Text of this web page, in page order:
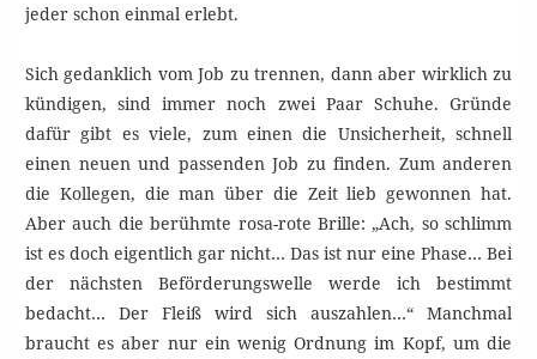
jeder schon einmal erlebt.
Sich gedanklich vom Job zu trennen, dann aber wirklich zu
kündigen, sind immer noch zwei Paar Schuhe. Gründe
dafür gibt es viele, zum einen die Unsicherheit, schnell
einen neuen und passenden Job zu finden. Zum anderen
die Kollegen, die man über die Zeit lieb gewonnen hat.
Aber auch die berühmte rosa-rote Brille: „Ach, so schlimm
ist es doch eigentlich gar nicht… Das ist nur eine Phase… Bei
der nächsten Beförderungswelle werde ich bestimmt
bedacht… Der Fleiß wird sich auszahlen…“ Manchmal
braucht es aber nur ein wenig Ordnung im Kopf, um die